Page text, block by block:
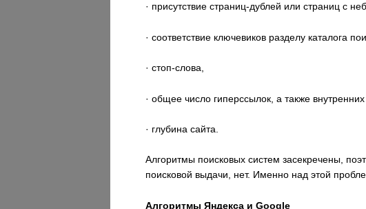
· присутствие страниц-дублей или страниц с
· соответствие ключевиков разделу каталога
· стоп-слова,
· общее число гиперссылок, а также
· глубина сайта.
Алгоритмы поисковых систем засекречены,
поисковой выдачи, нет. Именно над этой
Алгоритмы Яндекса иGoogle